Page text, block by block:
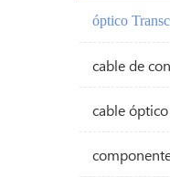
óptico
cable de
cable